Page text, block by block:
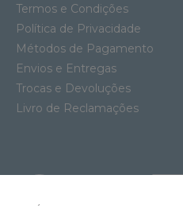
Termos e Condições
Política de Privacidade
Métodos de Pagamento
Envios e Entregas
Trocas e Devoluções
Livro de Reclamações